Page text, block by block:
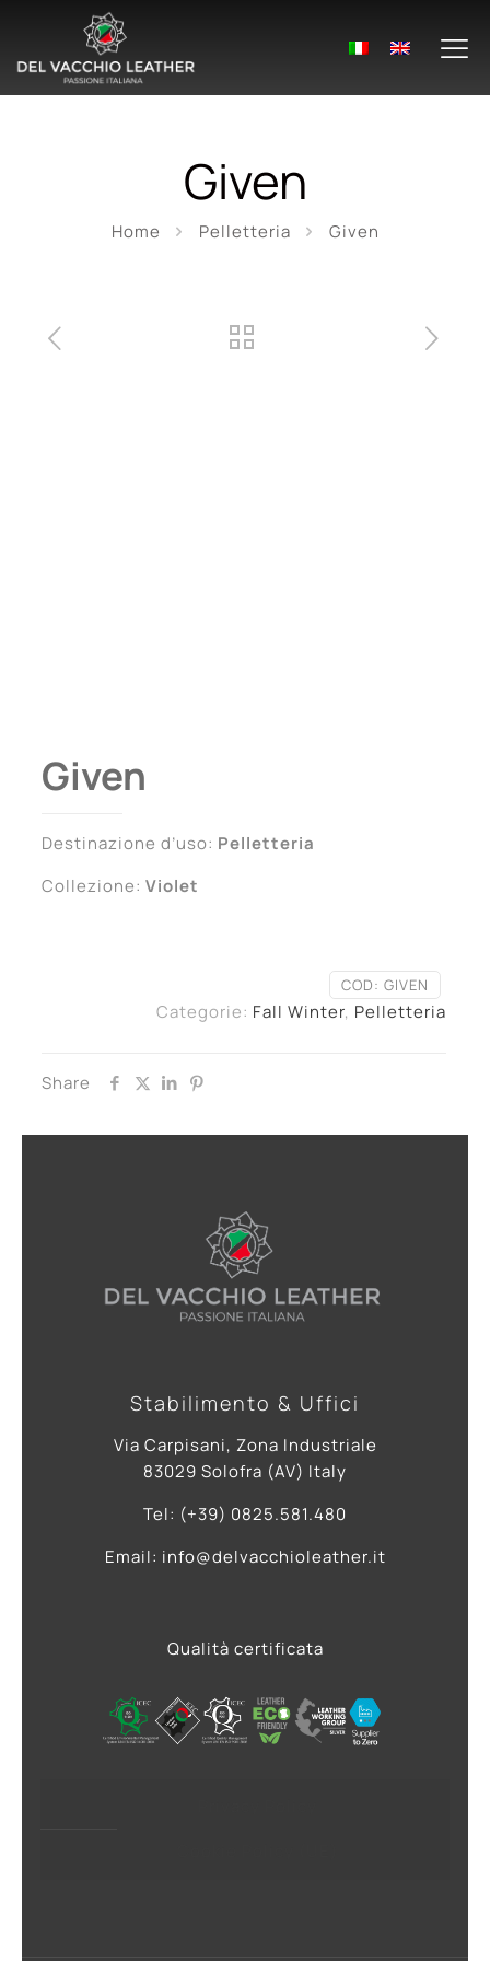
Given
Home Pelletteria Given
Given
Destinazione d’uso: Pelletteria
Collezione: Violet
COD: GIVEN
Categorie: Fall Winter, Pelletteria
Share
Stabilimento & Uffici
Via Carpisani, Zona Industriale
83029 Solofra (AV) Italy
Tel: (+39) 0825.581.480
Email: info@delvacchioleather.it
Qualità certificata